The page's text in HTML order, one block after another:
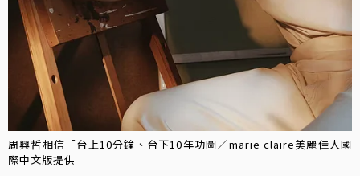
周興哲相信「台上10分鐘、台下10年功圖／marie claire美麗佳人國
際中文版提供